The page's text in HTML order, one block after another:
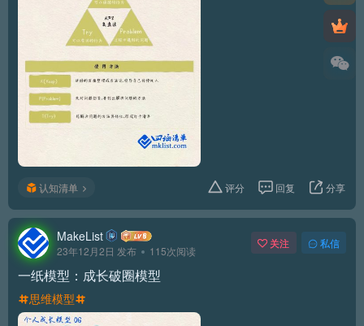
认知清单 评分 回复 分享
MakeList
23年12月2日 发布 115次阅读
关注 私信
一纸模型：成长破圈模型
思维模型